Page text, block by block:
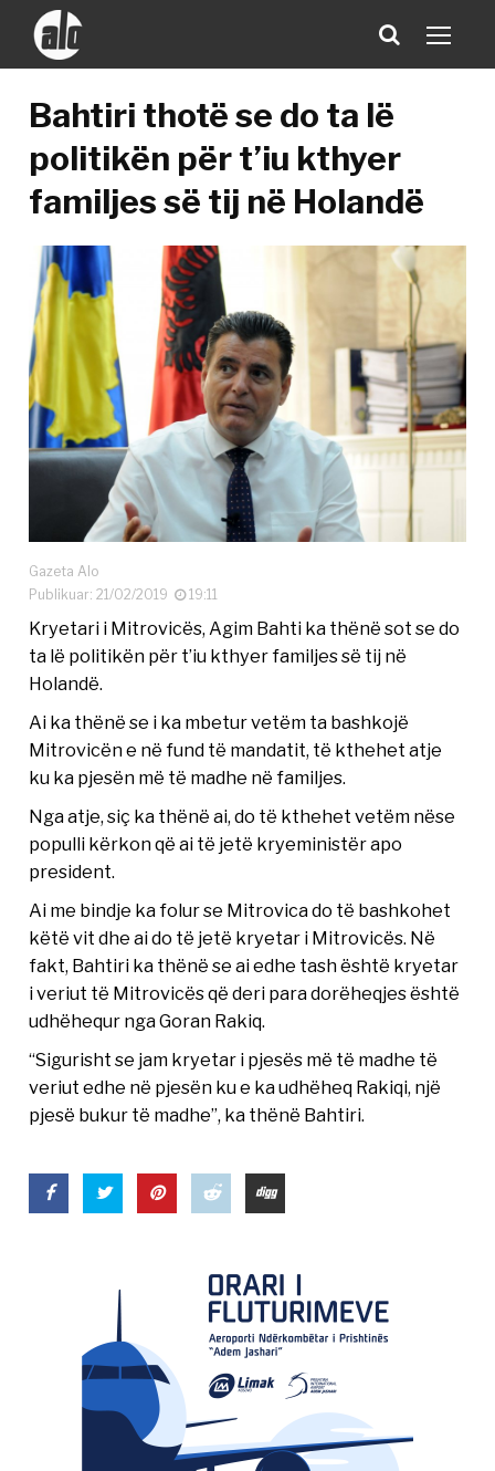
Bahtiri thotë se do ta lë
politikën për t’iu kthyer
familjes së tij në Holandë
Gazeta Alo
Publikuar: 21/02/2019
19:11
Kryetari i Mitrovicës, Agim Bahti ka thënë sot se do
ta lë politikën për t’iu kthyer familjes së tij në
Holandë.
Ai ka thënë se i ka mbetur vetëm ta bashkojë
Mitrovicën e në fund të mandatit, të kthehet atje
ku ka pjesën më të madhe në familjes.
Nga atje, siç ka thënë ai, do të kthehet vetëm nëse
populli kërkon që ai të jetë kryeministër apo
president.
Ai me bindje ka folur se Mitrovica do të bashkohet
këtë vit dhe ai do të jetë kryetar i Mitrovicës. Në
fakt, Bahtiri ka thënë se ai edhe tash është kryetar
i veriut të Mitrovicës që deri para dorëheqjes është
udhëhequr nga Goran Rakiq.
“Sigurisht se jam kryetar i pjesës më të madhe të
veriut edhe në pjesën ku e ka udhëheq Rakiqi, një
pjesë bukur të madhe”, ka thënë Bahtiri.